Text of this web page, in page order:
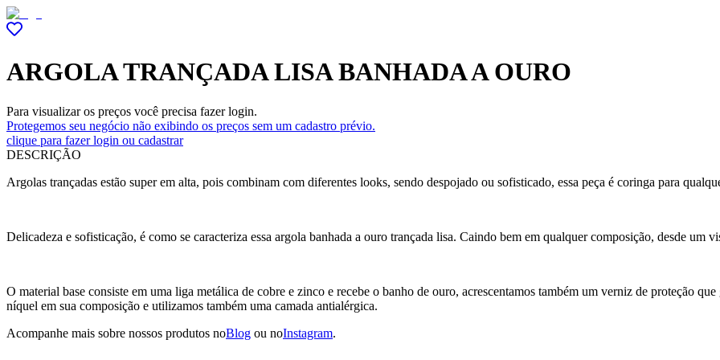
ARGOLA TRANÇADA LISA BANHADA A OURO
Para visualizar os preços você precisa fazer login.
Protegemos seu negócio não exibindo os preços sem um cadastro prévio.
clique para fazer login ou cadastrar
DESCRIÇÃO
Argolas trançadas estão super em alta, pois combinam com diferentes looks, sendo despojado ou sofisticado, essa peça é coringa para
Delicadeza e sofisticação, é como se caracteriza essa argola banhada a ouro trançada lisa. Caindo bem em qualquer composição, desde um
O material base consiste em uma liga metálica de cobre e zinco e recebe o banho de ouro, acrescentamos também um verniz de proteção
níquel em sua composição e utilizamos também uma camada antialérgica.
Acompanhe mais sobre nossos produtos noBlog ou noInstagram.